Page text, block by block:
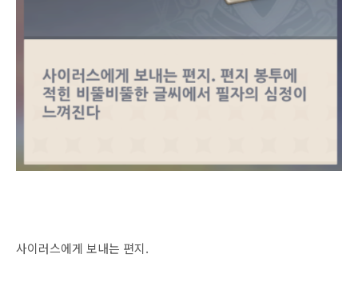
사이러스에게 보내는 편지.